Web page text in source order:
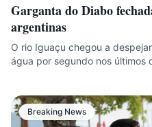
Garganta do Diabo
argentinas
O rio Iguaçu chegou a
água por segundo nos últimos
Breaking News